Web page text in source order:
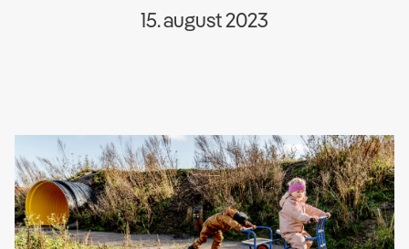
15. august 2023